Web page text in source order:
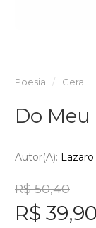
Poesia Geral
Do
Autor(a):
R$ 50,40
R$ 39,90